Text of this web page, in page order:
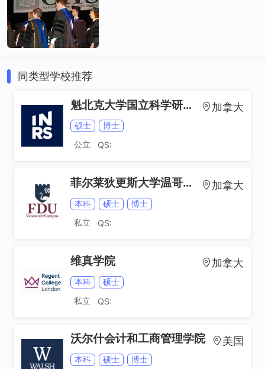
同类型学校推荐
魁北克大学国立科学研究院 加拿大
硕士
博士
公立
QS:
菲尔莱狄更斯大学温哥华分校 加拿大
本科 硕士
博士
私立
QS:
维真学院 加拿大
本科
硕士
私立
QS:
沃尔什会计和工商管理学院 美国
本科 硕士 博士